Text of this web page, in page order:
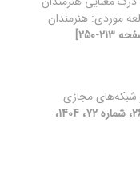
موردی: هنرمندان
شبکه‌های مجازی
[دوره 26، شماره 72، 1404،